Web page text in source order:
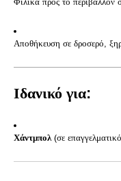
Αποθήκευση σε δροσερό,
Ιδανικό για:
Χάντμπολ(σε